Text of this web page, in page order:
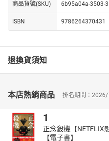
商品貨號(SKU) 6b95a04a-3503-
ISBN 9786264370431
退換貨須知
本店熱銷商品 排名期間：
1
正念殺機【NETFLIX
【電子書】